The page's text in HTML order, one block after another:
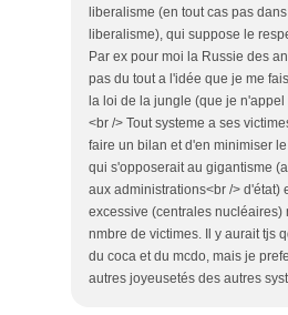
liberalisme (en tout cas pas
liberalisme), qui suppose le
Par ex pour moi la Russie des
pas du tout a l'idée que je me
la loi de la jungle (que je
<br /> Tout systeme a ses
faire un bilan et d'en minimiser
qui s'opposerait au gigantisme
aux administrations<br /> d'état)
excessive (centrales
nmbre de victimes. Il y aurait tjs
du coca et du mcdo, mais je
autres joyeusetés des autres